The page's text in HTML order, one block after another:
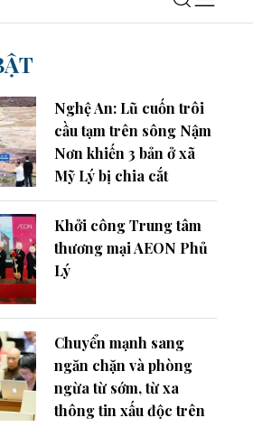
Nghệ An: Lũ cuốn trôi
cầu tạm trên sông Nậm
Nơn khiến 3 bản ở xã
Mỹ Lý bị chia cắt
Khởi công Trung tâm
thương mại AEON Phủ
Lý
Chuyển mạnh sang
ngăn chặn và phòng
ngừa từ sớm, từ xa
thông tin xấu độc trên